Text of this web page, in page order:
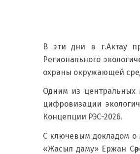
В эти дни в г.Актау
Регионального
охраны окружающей
Одним из центральных
цифровизации
Концепции РЭС-2026.
С ключевым докладом о
«Жасыл даму» Ержан